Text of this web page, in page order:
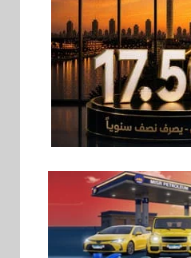
اخبار
فيكسد مصر و”حلول”
تتشاركان في تطوير
أول منصة للسياحة
الصحية في مصر
والشرق الأوسط
وأفريقيا Tour4Cure
هواوي: هاتف nova 15
Max بطارية ضخمة
وتصميم متين جهازًا
مثاليًا للشباب